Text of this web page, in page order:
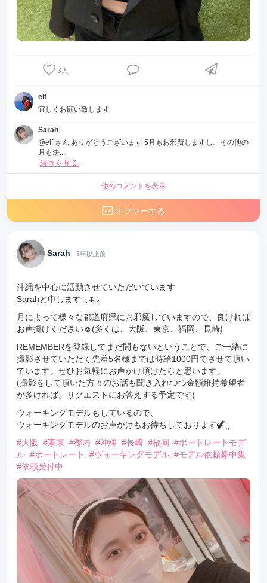
3 人
elf
宜しくお願い致します
Sarah
@elf さん ありがとうございます 5月もお邪魔しますし、その他の
月も決...
続きを見る
他のコメントを表示
オファーする
Sarah 3年以上前
沖縄を中心に活動させていただいています
Sarahと申します ⸜🌷︎⸝
月によって様々な都道府県にお邪魔していますので、良ければ
お声掛けください☺️(多くは、大阪、東京、福岡、長崎)
REMEMBERを登録してまだ間もないということで、ご一緒に
撮影させていただく先着5名様までは時給1000円でさせて頂い
ています。ぜひお気軽にお声かけ頂けたらと思います。
(撮影をして頂いた方々のお話も聞き入れつつ金額維持希望者
が多ければ、リクエストにお答えする予定です)
ウォーキングモデルもしているので、
ウォーキングモデルのお声かけもお待ちしております🦖⸒⸒
#大阪
#東京 #都内 #沖縄 #長崎 #福岡
#ポートレートモデ
ル #ポートレート #ウォーキングモデル #モデル依頼募中集
#依頼受付中